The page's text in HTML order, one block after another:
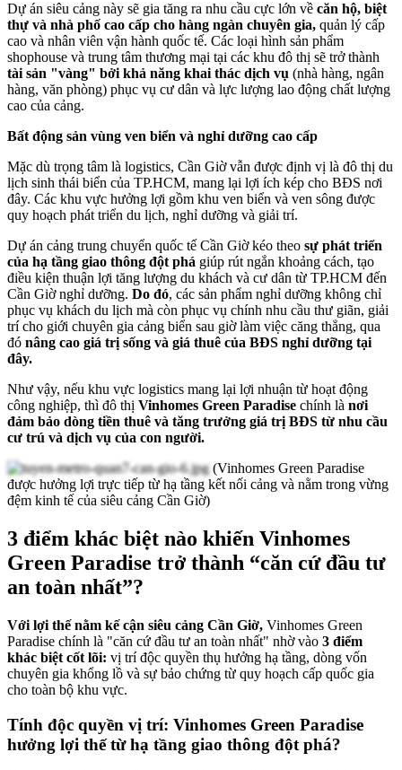
Dự án siêu cảng này sẽ gia tăng ra nhu cầu cực lớn về căn hộ, biệt
thự và nhà phố cao cấp cho hàng ngàn chuyên gia, quản lý cấp
cao và nhân viên vận hành quốc tế. Các loại hình sản phẩm
shophouse và trung tâm thương mại tại các khu đô thị sẽ trở thành
tài sản "vàng" bởi khả năng khai thác dịch vụ (nhà hàng, ngân
hàng, văn phòng) phục vụ cư dân và lực lượng lao động chất lượng
cao của cảng.
Bất động sản vùng ven biển và nghỉ dưỡng cao cấp
Mặc dù trọng tâm là logistics, Cần Giờ vẫn được định vị là đô thị du
lịch sinh thái biển của TP.HCM, mang lại lợi ích kép cho BĐS nơi
đây. Các khu vực hưởng lợi gồm khu ven biển và ven sông được
quy hoạch phát triển du lịch, nghỉ dưỡng và giải trí.
Dự án cảng trung chuyển quốc tế Cần Giờ kéo theo sự phát triển
của hạ tầng giao thông đột phá giúp rút ngắn khoảng cách, tạo
điều kiện thuận lợi tăng lượng du khách và cư dân từ TP.HCM đến
Cần Giờ nghỉ dưỡng. Do đó, các sản phẩm nghỉ dưỡng không chỉ
phục vụ khách du lịch mà còn phục vụ chính nhu cầu thư giãn, giải
trí cho giới chuyên gia cảng biển sau giờ làm việc căng thẳng, qua
đó nâng cao giá trị sống và giá thuê của BĐS nghỉ dưỡng tại
đây.
Như vậy, nếu khu vực logistics mang lại lợi nhuận từ hoạt động
công nghiệp, thì đô thị Vinhomes Green Paradise chính là nơi
đảm bảo dòng tiền thuê và tăng trưởng giá trị BĐS từ nhu cầu
cư trú và dịch vụ của con người.
(Vinhomes Green Paradise
được hưởng lợi trực tiếp từ hạ tầng kết nối cảng và nằm trong vừng
đệm kinh tế của siêu cảng Cần Giờ)
3 điểm khác biệt nào khiến Vinhomes
Green Paradise trở thành “căn cứ đầu tư
an toàn nhất”?
Với lợi thế nằm kế cận siêu cảng Cần Giờ, Vinhomes Green
Paradise chính là "căn cứ đầu tư an toàn nhất" nhờ vào 3 điểm
khác biệt cốt lõi: vị trí độc quyền thụ hưởng hạ tầng, dòng vốn
chuyên gia khổng lồ và sự bảo chứng từ quy hoạch cấp quốc gia
cho toàn bộ khu vực.
Tính độc quyền vị trí: Vinhomes Green Paradise
hưởng lợi thế từ hạ tầng giao thông đột phá?